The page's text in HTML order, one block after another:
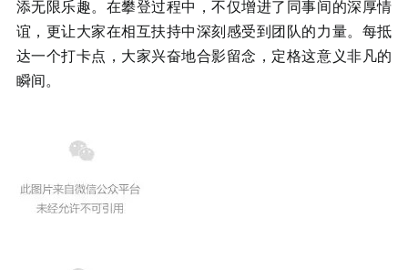
添无限乐趣。在攀登过程中，不仅增进了同事间的深厚情
谊，更让大家在相互扶持中深刻感受到团队的力量。每抵
达一个打卡点，大家兴奋地合影留念，定格这意义非凡的
瞬间。